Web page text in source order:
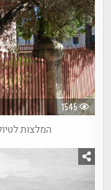
1545
המלצות